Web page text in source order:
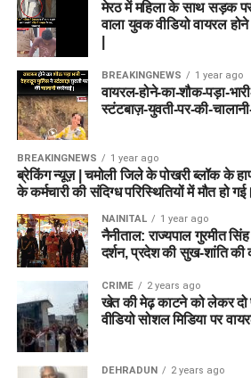
मेरठ में महिला के साथ सड़क
वाला युवक वीडियो वायरल
BREAKINGNEWS 1 year ago
वायरल-होने-का-शौक-पड़ा-
स्टंटबाज़-युवती-पर-की-चालानी-
BREAKINGNEWS 1 year ago
ब्रेकिंग न्यूज़ | चमोली जिले के पोखरी ब्लॉक के
के कर्मचारी की संदिग्ध परिस्थितियों में मौत हो गई।
NAINITAL 1 year ago
नैनीताल: राज्यपाल गुरमीत
दर्शन, प्रदेश की सुख-शांति
CRIME 2 years ago
खेत की मेढ़ काटने को लेकर दो
वीडियो सोशल मिडिया पर
DEHRADUN 2 years ago